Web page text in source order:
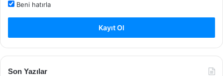
Beni hatırla
Kayıt Ol
Son Yazılar